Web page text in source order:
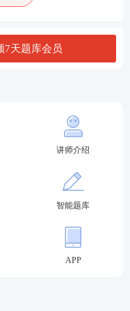
：班主任全程陪伴
任全程督学！
等待
巩固
理解专业概
律思维
记忆
以题带点，
个考点出题方
7天题库会员
讲师介绍
智能题库
APP